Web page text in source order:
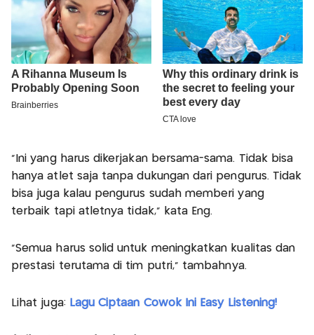
"Ini yang harus dikerjakan bersama-sama. Tidak bisa
hanya atlet saja tanpa dukungan dari pengurus. Tidak
bisa juga kalau pengurus sudah memberi yang
terbaik tapi atletnya tidak," kata Eng.
"Semua harus solid untuk meningkatkan kualitas dan
prestasi terutama di tim putri," tambahnya.
Lihat juga: Lagu Ciptaan Cowok Ini Easy Listening!